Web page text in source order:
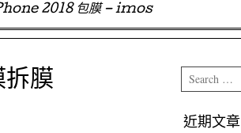
2018 包膜 – imos
拆膜
Search
近期文章